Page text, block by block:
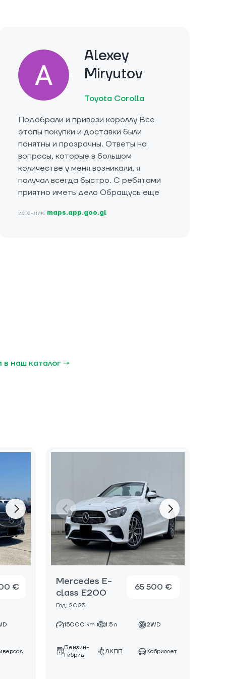
Alexey
Miryutov
Toyota Corolla
Подобрали и привези короллу Все
этапы покупки и доставки были
понятны и прозрачны. Ответы на
вопросы, которые в большом
количестве у меня возникали, я
получал всегда быстро. С ребятами
приятно иметь дело Обращусь еще
источник: maps.app.goo.gl
в наш каталог →
€
Mercedes E-
class E200
Год: 2023
65 500 €
15000 km 1.5 л 2WD
Бензин-
Гибрид
АКПП Кабриолет